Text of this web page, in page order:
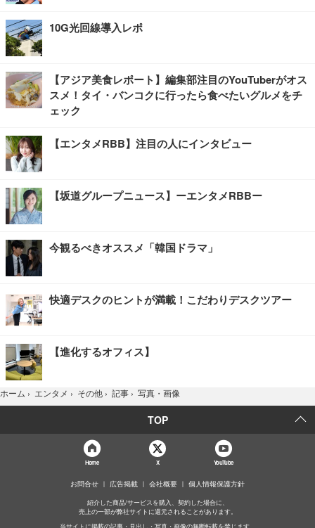
10G光回線導入レポ
【アジア美食レポート】編集部注目のYouTuberがオス
スメ！タイ・バンコクに行ったら食べたいグルメをチ
ェック
【エンタメRBB】注目の人にインタビュー
【坂道グループニュース】ーエンタメRBBー
今観るべきオススメ「韓国ドラマ」
快適デスクのヒントが満載！こだわりデスクツアー
【進化するオフィス】
ホーム › エンタメ › その他 › 記事 › 写真・画像
TOP
Home X YouTube
お問合せ 広告掲載 会社概要 個人情報保護方針
紹介した商品/サービスを購入、契約した場合に、
売上の一部が弊社サイトに還元されることがあります。